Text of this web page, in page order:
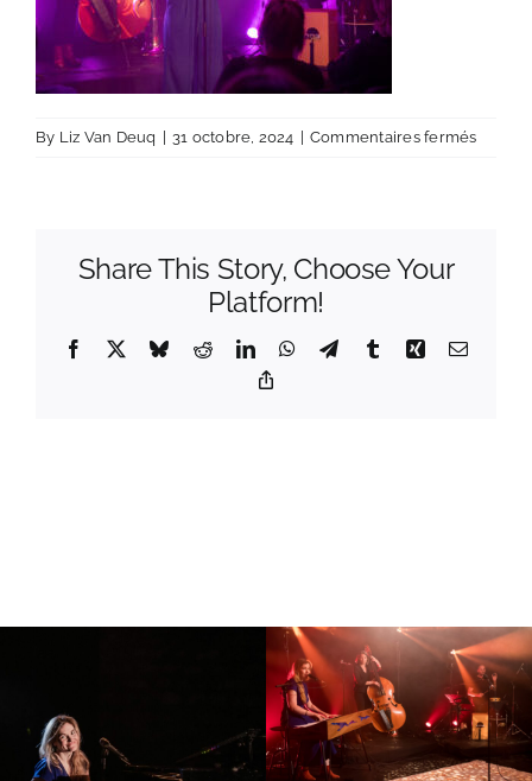
By Liz Van Deuq 31 octobre, 2024 Commentaires ferméssur
Share This Story, Choose Your
Platform!
Facebook BlueskyRedditLinkedInWhatsApp
TelegramTumblrXing Email